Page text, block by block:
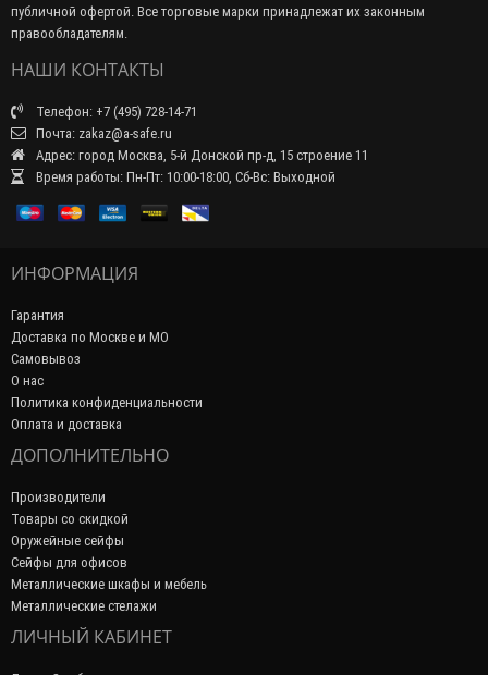
публичной офертой. Все торговые марки принадлежат их законным
правообладателям.
НАШИ КОНТАКТЫ
Телефон: +7 (495) 728-14-71
Почта: zakaz@a-safe.ru
Адрес: город Москва, 5-й Донской пр-д, 15 строение 11
Время работы: Пн-Пт: 10:00-18:00, Сб-Вс: Выходной
ИНФОРМАЦИЯ
Гарантия
Доставка по Москве и МО
Самовывоз
О нас
Политика конфиденциальности
Оплата и доставка
ДОПОЛНИТЕЛЬНО
Производители
Товары со скидкой
Оружейные сейфы
Сейфы для офисов
Металлические шкафы и мебель
Металлические стелажи
ЛИЧНЫЙ КАБИНЕТ